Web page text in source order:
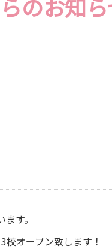
のお知
す。
オープン致します！